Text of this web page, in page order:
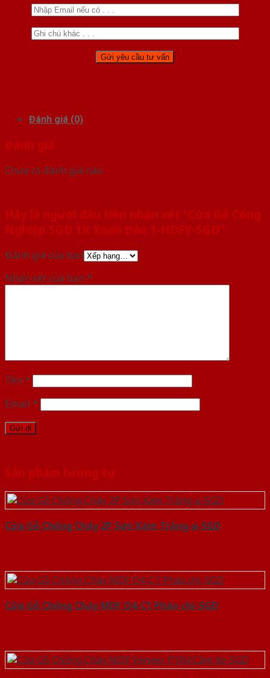
Đánh giá (0)
Đánh giá
Chưa có đánh giá nào.
Hãy là người đầu tiên nhận xét “Cửa Gỗ Công
Nghiệp SGD 1K Xoan Đào 1-HDFV-SGD”
Đánh giá của bạn
Nhận xét của bạn *
Tên *
Email *
Sản phẩm tương tự
Cửa Gỗ Chống Cháy 2P Sơn Xám Trắng-a-SGD
Cửa Gỗ Chống Cháy MDF O4-C1 Phào chi-SGD